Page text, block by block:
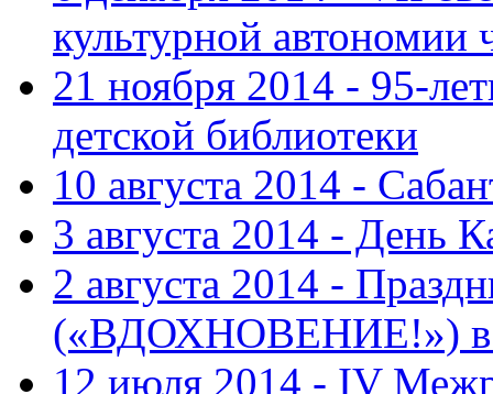
культурной автономии
21 ноября 2014 - 95-
детской библиотеки
10 августа 2014 -
3 августа 2014 - День
2 августа 2014 -
(«ВДОХНОВЕНИЕ!») в
12 июля 2014 - IV